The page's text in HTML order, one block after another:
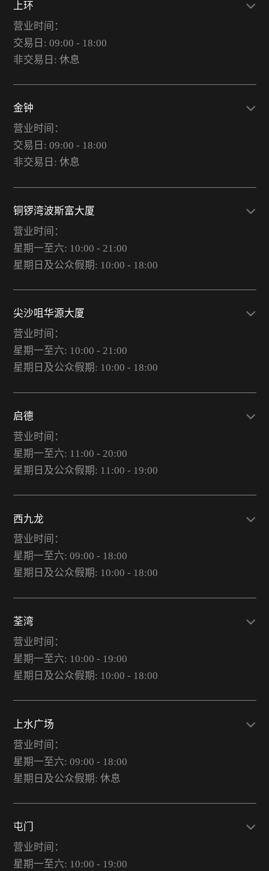
上环
营业时间：
交易日: 09:00 - 18:00
非交易日: 休息
金钟
营业时间：
交易日: 09:00 - 18:00
非交易日: 休息
铜锣湾波斯富大厦
营业时间：
星期一至六: 10:00 - 21:00
星期日及公众假期: 10:00 - 18:00
尖沙咀华源大厦
营业时间：
星期一至六: 10:00 - 21:00
星期日及公众假期: 10:00 - 18:00
启德
营业时间：
星期一至六: 11:00 - 20:00
星期日及公众假期: 11:00 - 19:00
西九龙
营业时间：
星期一至六: 09:00 - 18:00
星期日及公众假期: 10:00 - 18:00
荃湾
营业时间：
星期一至六: 10:00 - 19:00
星期日及公众假期: 10:00 - 18:00
上水广场
营业时间：
星期一至六: 09:00 - 18:00
星期日及公众假期: 休息
屯门
营业时间：
星期一至六: 10:00 - 19:00